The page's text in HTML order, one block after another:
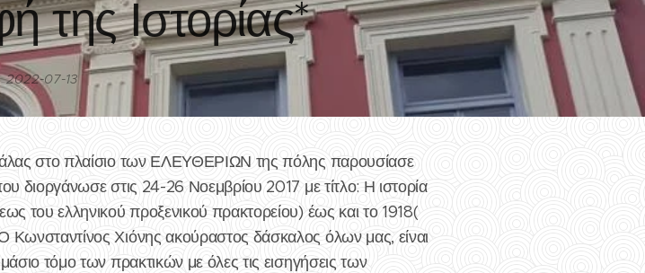
της Ιστορίας*
2022-07-13
στο πλαίσιο των ΕΛΕΥΘΕΡΙΩΝ της πόλης παρουσίασε
διοργάνωσε στις 24-26 Νοεμβρίου 2017 με τίτλο: Η ιστορία
του ελληνικού προξενικού πρακτορείου) έως και το 1918(
Χιόνης ακούραστος δάσκαλος όλων μας, είναι
τόμο των πρακτικών με όλες τις εισηγήσεις των